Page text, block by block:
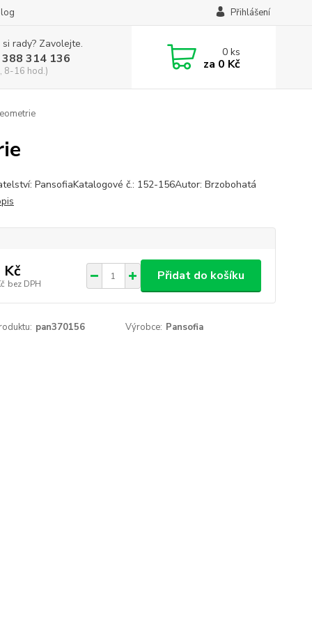
Přihlášení
rady? Zavolejte.
314 136
8-16 hod.)
0ks
za 0 Kč
PansofiaKatalogové č.: 152-156Autor: Brzobohatá
Kč
bez DPH
Přidat do košíku
pan370156 Výrobce: Pansofia